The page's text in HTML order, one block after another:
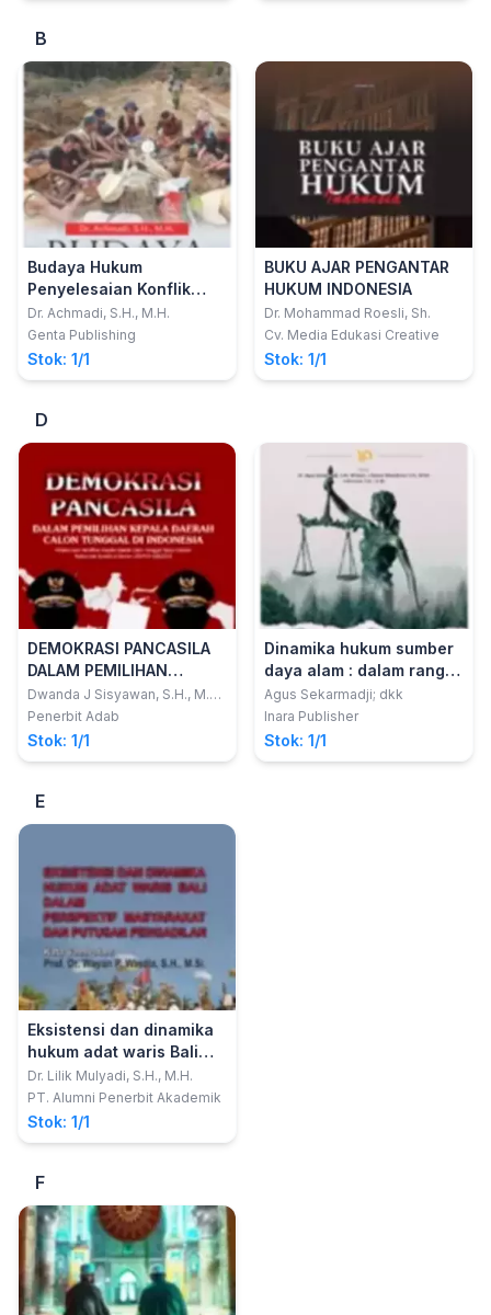
B
Budaya Hukum
Penyelesaian Konflik
Tanah Adat Masyarakat
Dayak Tomun
Dr. Achmadi, S.H., M.H.
Genta Publishing
Stok: 1/1
BUKU AJAR PENGANTAR
HUKUM INDONESIA
Dr. Mohammad Roesli, Sh.
Cv. Media Edukasi Creative
Stok: 1/1
D
DEMOKRASI PANCASILA
DALAM PEMILIHAN
KEPALA DAERAH CALON
TUNGGAL DI INDONESIA
(Pelaksanaan Pemilihan
Kepala Daerah Calon
Mahkamah Konstitusi
Nomor 100/PUU-
Dwanda J Sisyawan, S.H., M.H.,
C.L.A.
Penerbit Adab
Stok: 1/1
Dinamika hukum sumber
daya alam : dalam rangka
mengenang guru kami,
Prof. Dr. Eman Ramelan,
S.H., M.S.
Agus Sekarmadji; dkk
Inara Publisher
Stok: 1/1
E
Eksistensi dan dinamika
hukum adat waris Bali
dalam perspektif
masyarakat dan putusan
pengadilan
Dr. Lilik Mulyadi, S.H., M.H.
PT. Alumni Penerbit Akademik
Stok: 1/1
F